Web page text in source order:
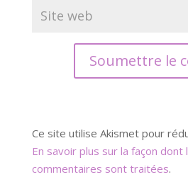
Soumettre le
Ce site utilise Akismet pour
En savoir plus sur la façon
commentaires sont traitées.